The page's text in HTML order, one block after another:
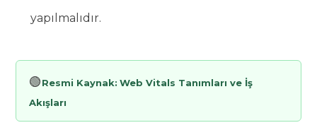
yapılmalıdır.
🟢Resmi Kaynak: Web Vitals Tanımları ve İş
Akışları